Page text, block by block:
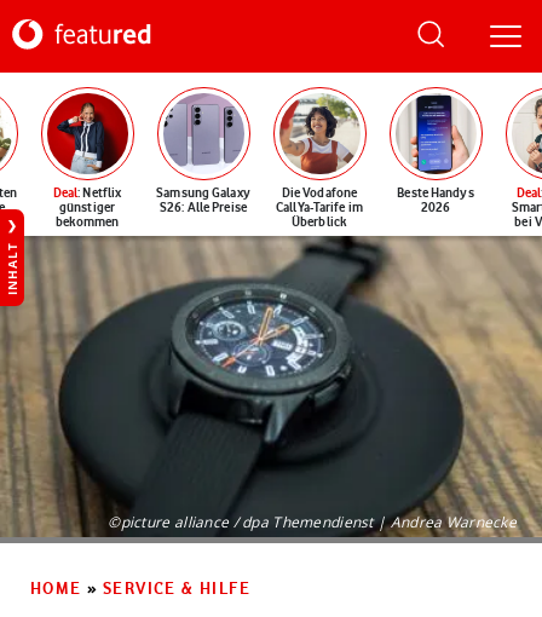
Deal: Netflix
günstiger
bekommen
Samsung Galaxy
S26: Alle Preise
Die Vodafone
CallYa-Tarife im
Überblick
Beste Handys
2026
Deal
bei
INHALT
©picture alliance / dpa Themendienst | Andrea Warnecke
HOME » SERVICE & HILFE